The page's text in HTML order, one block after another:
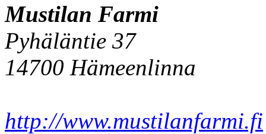
Mustilan Farmi
Pyhäläntie 37
14700 Hämeenlinna
http://www.mustilanfarmi.fi